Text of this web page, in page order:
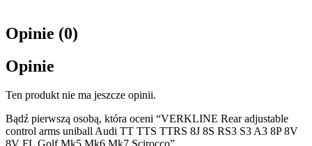
Opinie (0)
Opinie
Ten produkt nie ma jeszcze opinii.
Bądź pierwszą osobą, która oceni “VERKLINE Rear adjustable
control arms uniball Audi TT TTS TTRS 8J 8S RS3 S3 A3 8P 8V